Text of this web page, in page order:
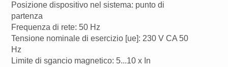
Posizione dispositivo nel sistema: punto di
partenza
Frequenza di rete: 50 Hz
Tensione nominale di esercizio [ue]: 230 V CA 50
Hz
Limite di sgancio magnetico: 5...10 x In